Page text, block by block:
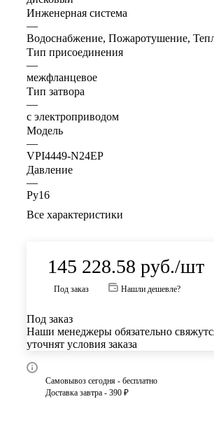
Инженерная система
—
Водоснабжение, Пожаротушение,
Тип присоединения
—
межфланцевое
Тип затвора
—
с электроприводом
Модель
—
VPI4449-N24EP
Давление
—
Ру16
Все характеристики
145 228.58 руб./шт
Под заказ Нашли дешевле?
Под заказ
Наши менеджеры обязательно
уточнят условия заказа
Самовывоз сегодня - бесплатно
Доставка завтра - 390 ₽